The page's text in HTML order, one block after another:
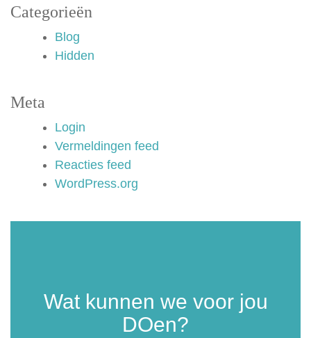
Categorieën
Blog
Hidden
Meta
Login
Vermeldingen feed
Reacties feed
WordPress.org
Wat kunnen we voor jou
DOen?